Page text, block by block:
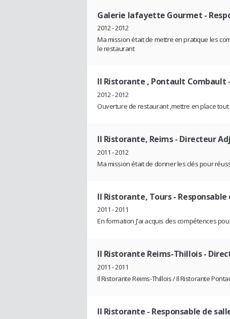
Galerie lafayette Gourmet -
2012 - 2012
Ma mission était de mettre en pratique les
le restaurant
Il Ristorante , Pontault Combault
2012 - 2012
Ouverture de restaurant ,mettre en place
Il Ristorante, Reims- Directeur
2011 - 2012
Ma mission était de donner les clés pour
Il Ristorante, Tours- Responsable
2011 - 2011
En formation J'ai acquis des compétences
Il Ristorante Reims-Thillois-
2011 - 2011
Il Ristorante Reims-Thillois / Il Ristorante
Il Ristorante - Responsable de